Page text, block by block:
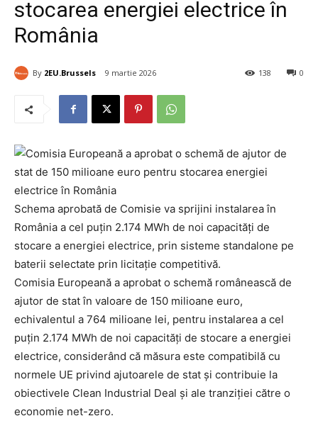
stocarea energiei electrice în
România
By 2EU.Brussels 9 martie 2026 0
138
Schema aprobată de Comisie va sprijini instalarea în
România a cel puțin 2.174 MWh de noi capacități de
stocare a energiei electrice, prin sisteme standalone pe
baterii selectate prin licitație competitivă.
Comisia Europeană a aprobat o schemă românească de
ajutor de stat în valoare de 150 milioane euro,
echivalentul a 764 milioane lei, pentru instalarea a cel
puțin 2.174 MWh de noi capacități de stocare a energiei
electrice, considerând că măsura este compatibilă cu
normele UE privind ajutoarele de stat și contribuie la
obiectivele Clean Industrial Deal și ale tranziției către o
economie net-zero.